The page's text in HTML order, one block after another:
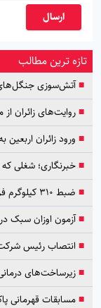
ارسال
تازه ترین مطالب
■آتش‌سوزی جنگل‌های
■روایت‌های زائران
■ ورود زائران اربعین
■خبرنگاری؛ شغلی
■ ضبط ۳۱۰ کیلوگرم فرآورده خام دامی غیربهداشتی در ایلام
■آزمون اوزان سبک
■ انتصاب رئیس
■زیرساخت‌های
■مسابقات قهرمانی